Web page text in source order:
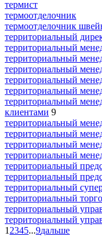
термист
термоотделочник
термоотделочник
территориальный
территориальный
территориальный
территориальный
территориальный
территориальный
территориальный
клиентами 9
территориальный
территориальный
территориальный
территориальный
территориальный
территориальный
территориальный
территориальный
территориальный
территориальный
1 2345...9дальше